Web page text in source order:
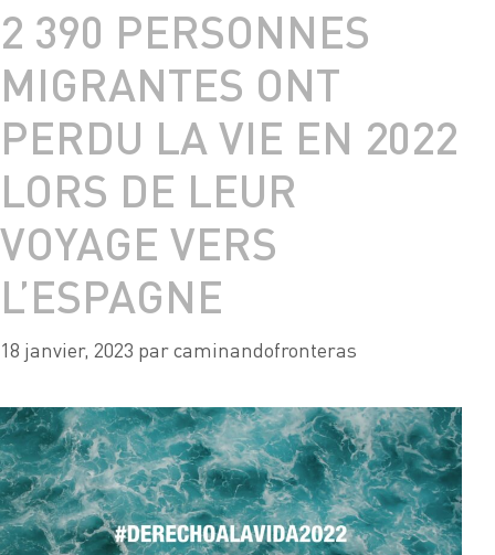
2 390 PERSONNES
MIGRANTES ONT
PERDU LA VIE EN 2022
LORS DE LEUR
VOYAGE VERS
L’ESPAGNE
18 janvier, 2023 parcaminandofronteras